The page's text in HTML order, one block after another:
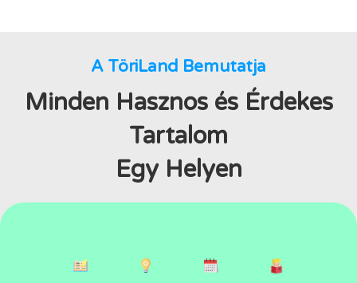
A TöriLand Bemutatja
Minden Hasznos és Érdekes
Tartalom
Egy Helyen